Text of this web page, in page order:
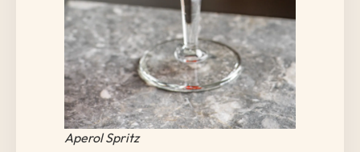
Aperol Spritz